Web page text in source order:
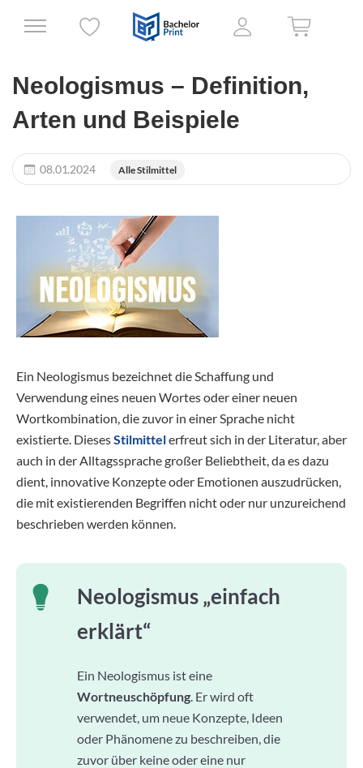
Neologismus – Definition,
Arten und Beispiele
08.01.2024 Alle Stilmittel
Ein Neologismus bezeichnet die Schaffung und
Verwendung eines neuen Wortes oder einer neuen
Wortkombination, die zuvor in einer Sprache nicht
existierte. DiesesStilmittelerfreut sich in der Literatur, aber
auch in der Alltagssprache großer Beliebtheit, da es dazu
dient, innovative Konzepte oder Emotionen auszudrücken,
die mit existierenden Begriffen nicht oder nur unzureichend
beschrieben werden können.
Neologismus „einfach
erklärt“
Ein Neologismus ist eine
Wortneuschöpfung. Er wird oft
verwendet, um neue Konzepte, Ideen
oder Phänomene zu beschreiben, die
zuvor über keine oder eine nur